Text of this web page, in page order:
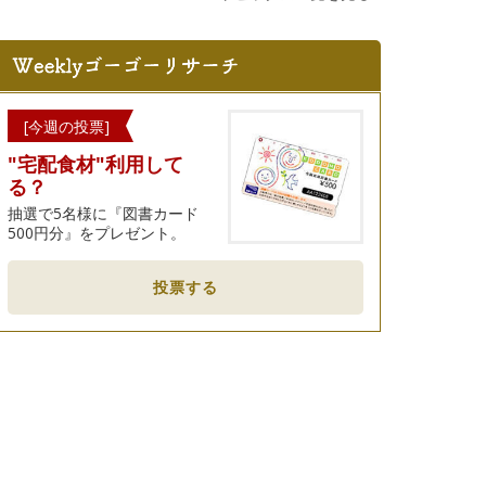
[今週の投票]
"宅配食材"利用して
る？
抽選で5名様に『図書カード
500円分』をプレゼント。
投票する